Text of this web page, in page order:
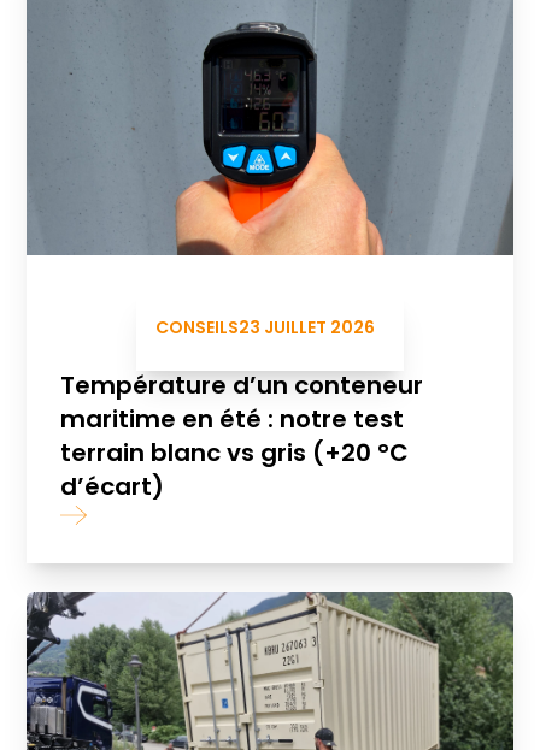
CONSEILS23 JUILLET 2026
Température d’un conteneur
maritime en été : notre test
terrain blanc vs gris (+20 °C
d’écart)